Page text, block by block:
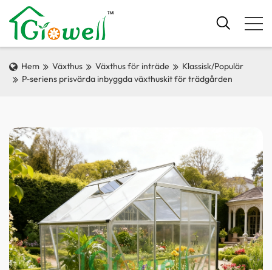
Hem Växthus Växthus för inträde
Klassisk/Populär
P-seriens prisvärda inbyggda växthuskit för trädgården